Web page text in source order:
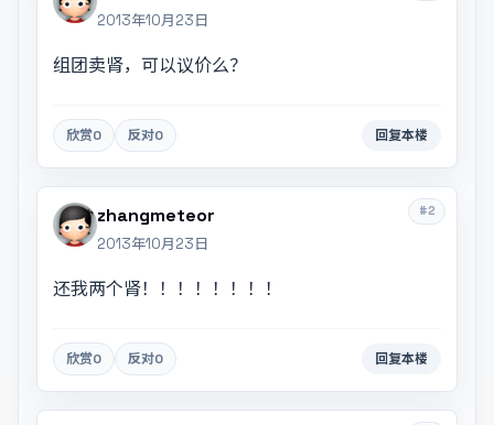
2013年10月23日
组团卖肾，可以议价么？
欣赏0 反对0 回复本楼
#2
zhangmeteor
2013年10月23日
还我两个肾！！！！！！！！
欣赏0 反对0 回复本楼